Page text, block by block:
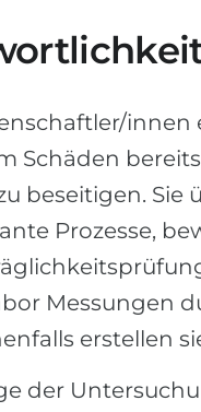
innen
Schäden
beseitigen. Sie
Prozesse,
Messungen
erstellen
der